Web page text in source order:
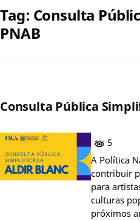
Tag: Consulta
PNAB
Consulta Pública
5
A Política
contribuir
para
culturas
próximos